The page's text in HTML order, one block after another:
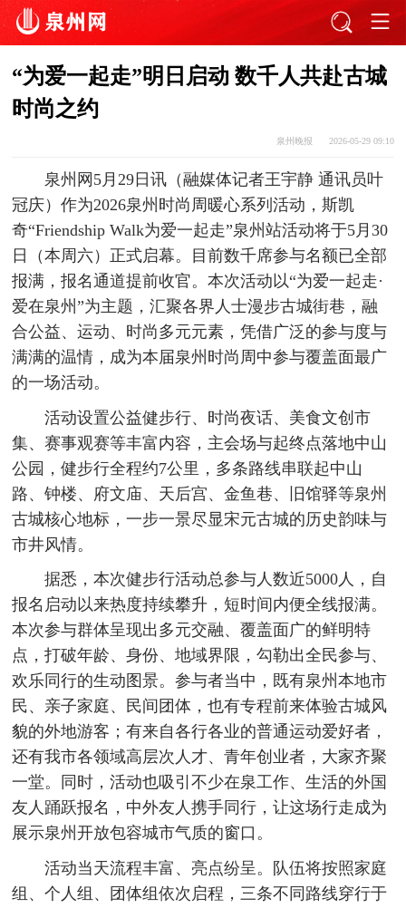
“为爱一起走”明日启动 数千人共赴古城
时尚之约
泉州晚报 2026-05-29 09:10
泉州网5月29日讯（融媒体记者王宇静 通讯员叶
冠庆）作为2026泉州时尚周暖心系列活动，斯凯
奇“Friendship Walk为爱一起走”泉州站活动将于5月30
日（本周六）正式启幕。目前数千席参与名额已全部
报满，报名通道提前收官。本次活动以“为爱一起走·
爱在泉州”为主题，汇聚各界人士漫步古城街巷，融
合公益、运动、时尚多元元素，凭借广泛的参与度与
满满的温情，成为本届泉州时尚周中参与覆盖面最广
的一场活动。
活动设置公益健步行、时尚夜话、美食文创市
集、赛事观赛等丰富内容，主会场与起终点落地中山
公园，健步行全程约7公里，多条路线串联起中山
路、钟楼、府文庙、天后宫、金鱼巷、旧馆驿等泉州
古城核心地标，一步一景尽显宋元古城的历史韵味与
市井风情。
据悉，本次健步行活动总参与人数近5000人，自
报名启动以来热度持续攀升，短时间内便全线报满。
本次参与群体呈现出多元交融、覆盖面广的鲜明特
点，打破年龄、身份、地域界限，勾勒出全民参与、
欢乐同行的生动图景。参与者当中，既有泉州本地市
民、亲子家庭、民间团体，也有专程前来体验古城风
貌的外地游客；有来自各行各业的普通运动爱好者，
还有我市各领域高层次人才、青年创业者，大家齐聚
一堂。同时，活动也吸引不少在泉工作、生活的外国
友人踊跃报名，中外友人携手同行，让这场行走成为
展示泉州开放包容城市气质的窗口。
活动当天流程丰富、亮点纷呈。队伍将按照家庭
组、个人组、团体组依次启程，三条不同路线穿行于